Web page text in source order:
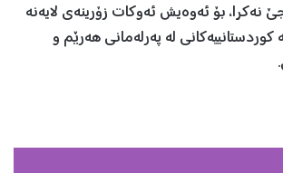
نه‌كرا، بۆ ئه‌وه‌یش ئه‌وكات زۆرینه‌ی لایه‌نه‌
له‌ په‌رله‌مانی هه‌رێم و